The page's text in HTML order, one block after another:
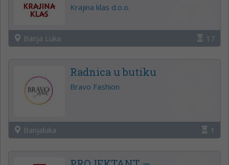
Krajina klas d.o.o.
Banja Luka 17
Radnica u butiku
Bravo Fashion
Banjaluka 1